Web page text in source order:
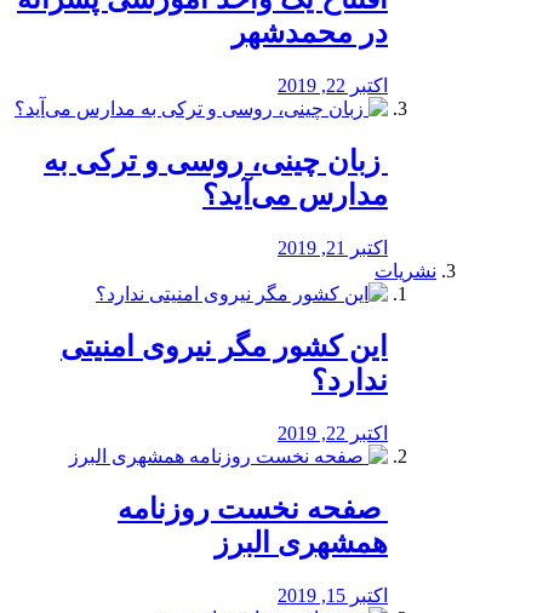
در محمدشهر
اکتبر 22, 2019
️ زبان چینی، روسی و ترکی به
مدارس می‌آید؟
اکتبر 21, 2019
نشریات
این کشور مگر نیروی امنیتی
ندارد؟
اکتبر 22, 2019
️ صفحه نخست روزنامه‌
همشهری البرز
اکتبر 15, 2019